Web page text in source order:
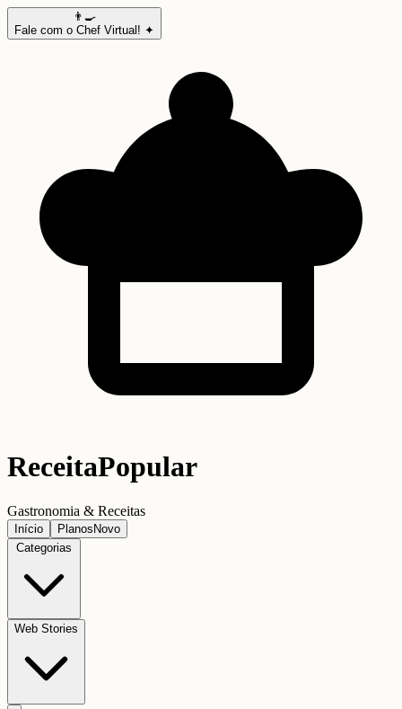
👨‍🍳
Fale com o Chef Virtual! ✦
ReceitaPopular
Gastronomia & Receitas
Início Planos Novo
Categorias
Web Stories